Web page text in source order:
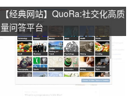
【经典网站】QuoRa:社交化高质
量问答平台